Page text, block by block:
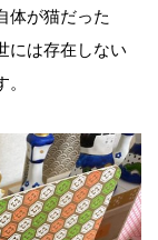
体が猫だった
には存在しない